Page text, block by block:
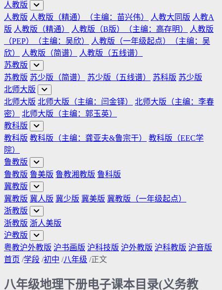
人教版
人教版 人教版（精通）（主编：苗兴伟） 人教大同版 人教A
版 人教版（精通） 人教版（B版）（主编：高存明）
人教版
（PEP）（主编：吴欣）
人教版（一年级起点）（主编：吴
欣）
人教版（简谱）
人教版（五线谱）
苏教版
苏教版 苏少版（简谱） 苏少版（五线谱） 苏科版 苏少版
北师大版
北师大版 北师大版（主编：闫金铎）
北师大版（主编：李春
密）
北师大版（主编：郭玉英）
教科版
教科版 教科版（主编：龚亚夫&鲁宗干）
教科版（EEC学
院）
鲁教版
鲁教版 鲁美版 鲁教湘教版 鲁科版
冀教版
冀教版 冀人版 冀少版 冀美版 冀教版（一年级起点）
浙教版
浙教版 浙人美版
沪教版
粤教沪外教版 沪书画版 沪科技版 沪外教版 沪科教版 沪音版
首页 /学段 /初中 /八年级 /正文
八年级地理下册电子课本目录(义务教